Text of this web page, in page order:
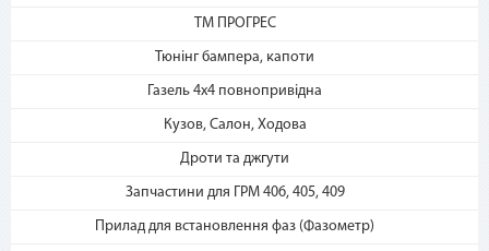
ТМ ПРОГРЕС
Тюнінг бампера, капоти
Газель 4х4 повнопривідна
Кузов, Салон, Ходова
Дроти та джгути
Запчастини для ГРМ 406, 405, 409
Прилад для встановлення фаз (Фазометр)
2. Выберите способ оплаты –